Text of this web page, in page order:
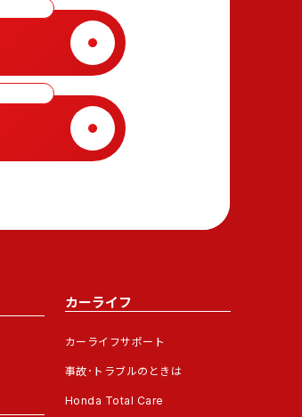
カーライフ
カーライフサポート
事故･トラブルのときは
Honda Total Care